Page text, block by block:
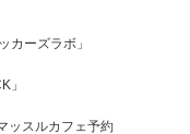
カーズラボ」
」
ッスルカフェ予約